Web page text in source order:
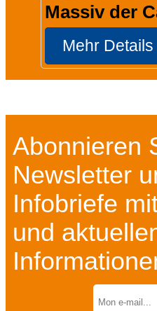
Massiv der
Mehr Details
Abonnieren
Newsletter
Infobriefe
und